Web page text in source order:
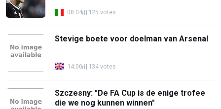
08:04 125 votes
Stevige boete voor doelman van Arsenal
14:00 134 votes
Szczesny: "De FA Cup is de enige trofee
die we nog kunnen winnen"